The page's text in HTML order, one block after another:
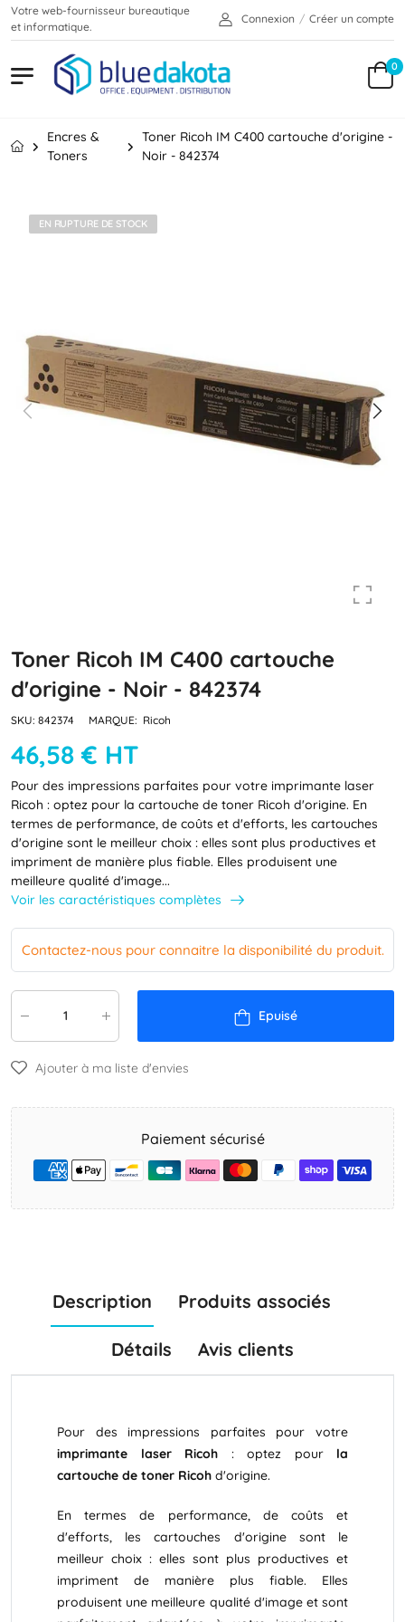
Votre web-fournisseur bureautique
et informatique.
Connexion / Créer un compte
0
Encres &
Toners
Toner Ricoh IM C400 cartouche d'origine -
Noir - 842374
EN RUPTURE DE STOCK
Toner Ricoh IM C400 cartouche
d'origine - Noir - 842374
SKU: 842374 MARQUE: Ricoh
46,58 € HT
Pour des impressions parfaites pour votre imprimante laser
Ricoh : optez pour la cartouche de toner Ricoh d'origine. En
termes de performance, de coûts et d'efforts, les cartouches
d'origine sont le meilleur choix : elles sont plus productives et
impriment de manière plus fiable. Elles produisent une
meilleure qualité d'image...
Voir les caractéristiques complètes
Contactez-nous pour connaitre la disponibilité du produit.
Epuisé
Ajouter à ma liste d'envies
Paiement sécurisé
Description Produits associés
Détails Avis clients
Pour des impressions parfaites pour votre
imprimante laser Ricoh : optez pour la
cartouche de toner Ricoh d'origine.
En termes de performance, de coûts et
d'efforts, les cartouches d'origine sont le
meilleur choix : elles sont plus productives et
impriment de manière plus fiable. Elles
produisent une meilleure qualité d'image et sont